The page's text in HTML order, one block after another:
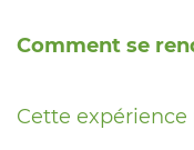
Comment se
Cette